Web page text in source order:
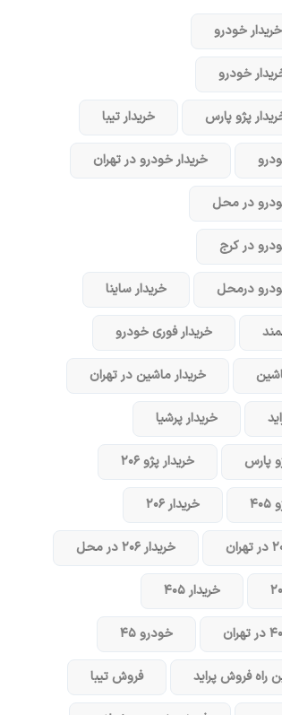
خودرو
خودرو
پژو پارس خریدار تیبا
خریدار خودرو در تهران
در محل
در کرج
در‌محل خریدار ساینا
خریدار فوری خودرو
خریدار ماشین در تهران
خریدار پرشیا
پارس خریدار پژو ۲۰۶
خریدار ۲۰۶
خریدار ۲۰۶ در محل
خریدار ۴۰۵
خودرو ۴۵
راه فروش پراید فروش تیبا